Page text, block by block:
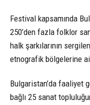
Festival kapsamında
250’den fazla folklor
halk şarkılarının
etnografik bölgelerine
Bulgaristan’da faaliyet
bağlı 25 sanat